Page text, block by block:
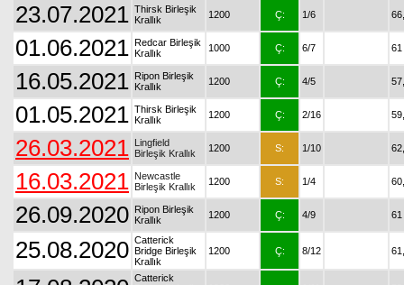
23.07.2021 Thirsk Birleşik
Krallık
1200 Ç: 1/6
01.06.2021 Redcar Birleşik
Krallık
1000 Ç: 6/7 61
16.05.2021 Ripon Birleşik
Krallık
1200 Ç: 4/5
01.05.2021 Thirsk Birleşik
Krallık
1200 Ç: 2/16
26.03.2021 Lingfield
Birleşik Krallık
1200 S: 1/10
16.03.2021 Newcastle
Birleşik Krallık
1200 S: 1/4
26.09.2020 Ripon Birleşik
Krallık
1200 Ç: 4/9 61
25.08.2020 Catterick
Bridge Birleşik
Krallık
1200 Ç: 8/12
Catterick